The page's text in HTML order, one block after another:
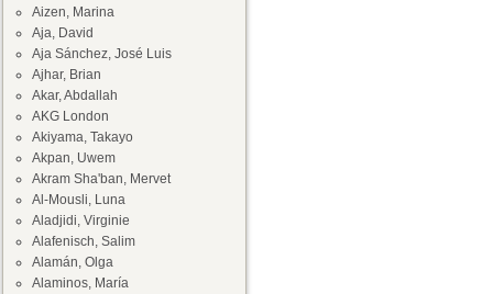
Aizen, Marina
Aja, David
Aja Sánchez, José Luis
Ajhar, Brian
Akar, Abdallah
AKG London
Akiyama, Takayo
Akpan, Uwem
Akram Sha'ban, Mervet
Al-Mousli, Luna
Aladjidi, Virginie
Alafenisch, Salim
Alamán, Olga
Alaminos, María